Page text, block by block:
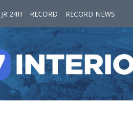
JR 24H RECORD RECORD NEWS